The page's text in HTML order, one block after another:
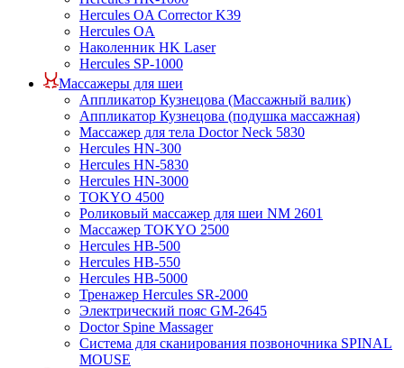
Hercules OA Corrector K39
Hercules OA
Наколенник HK Laser
Hercules SP-1000
Массажеры для шеи
Аппликатор Кузнецова (Массажный валик)
Аппликатор Кузнецова (подушка массажная)
Массажер для тела Doctor Neck 5830
Hercules HN-300
Hercules HN-5830
Hercules HN-3000
TOKYO 4500
Роликовый массажер для шеи NM 2601
Массажер TOKYO 2500
Hercules HB-500
Hercules HB-550
Hercules HB-5000
Тренажер Hercules SR-2000
Электрический пояс GM-2645
Doctor Spine Massager
Система для сканирования позвоночника SPINAL
MOUSE